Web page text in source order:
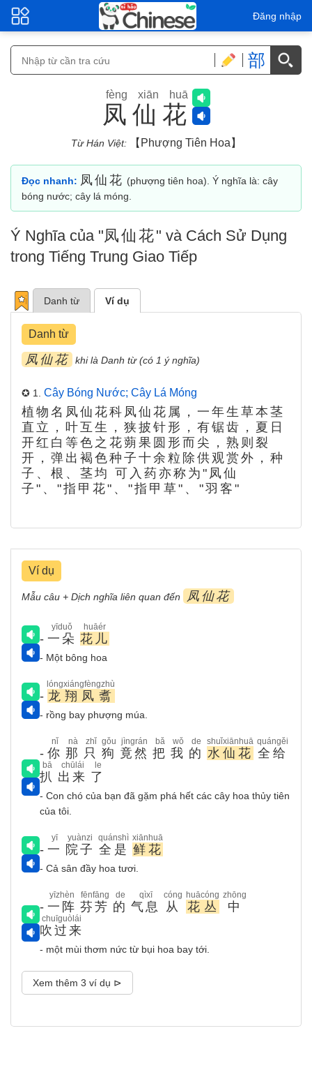
Đăng nhập
部
凤仙花
fèng xiān huā
Từ Hán Việt:【phượng Tiên Hoa】
Đọc nhanh: 凤仙花 (phượng tiên hoa). Ý nghĩa là: cây
bóng nước; cây lá móng.
Ý Nghĩa của "凤仙花" và Cách Sử Dụng
trong Tiếng Trung Giao Tiếp
Danh từ Ví dụ
Danh từ
凤仙花 khi là Danh từ (có 1 ý nghĩa)
✪ 1. Cây Bóng Nước; Cây Lá Móng
植物名凤仙花科凤仙花属，一年生草本茎
直立，叶互生，狭披针形，有锯齿，夏日
开红白等色之花蒴果圆形而尖，熟则裂
开，弹出褐色种子十余粒除供观赏外，种
子、根、茎均 可入药亦称为"凤仙
子"、"指甲花"、"指甲草"、"羽客"
Ví dụ
Mẫu câu + Dịch nghĩa liên quan đến 凤仙花
- 一朵
yīduǒ
花儿
huāér
- Một bông hoa
- 龙翔凤翥
lóngxiángfèngzhù
- rồng bay phượng múa.
- 你
nǐ
那
nà
只
zhǐ
狗
gǒu
竟然
jìngrán
把
bǎ
我
wǒ
的
de
水仙花
shuǐxiānhuā
全给
quángěi
扒
bā
出来
chūlái
了
le
- Con chó của bạn đã gặm phá hết các cây hoa thủy tiên
của tôi.
- 一
yī
院子
yuànzi
全是
quánshì
鲜花
xiānhuā
- Cả sân đầy hoa tươi.
- 一阵
yīzhèn
芬芳
fēnfāng
的
de
气息
qìxī
从
cóng
花丛
huācóng
中
zhōng
吹过来
chuīguòlái
- một mùi thơm nức từ bụi hoa bay tới.
Xem thêm 3 ví dụ ⊳